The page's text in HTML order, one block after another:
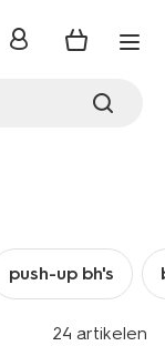
inloggen
push-up bh's
24 artikelen